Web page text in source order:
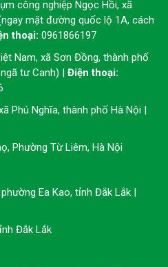
công nghiệp Ngọc Hồi, xã
mặt đường quốc lộ 1A, cách
thoại: 0961866197
Nam, xã Sơn Đồng, thành phố
tư Canh) | Điện thoại:
Phú Nghĩa, thành phố Hà Nội |
Phường Từ Liêm, Hà Nội
Ea Kao, tỉnh Đắk Lắk |
Đắk Lắk